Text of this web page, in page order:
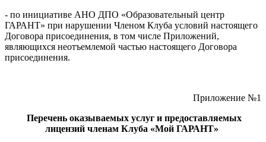
- по инициативе АНО ДПО «Образовательный центр
ГАРАНТ» при нарушении Членом Клуба условий настоящего
Договора присоединения, в том числе Приложений,
являющихся неотъемлемой частью настоящего Договора
присоединения.
Приложение №1
Перечень оказываемых услуг и предоставляемых
лицензий членам Клуба «Мой ГАРАНТ»